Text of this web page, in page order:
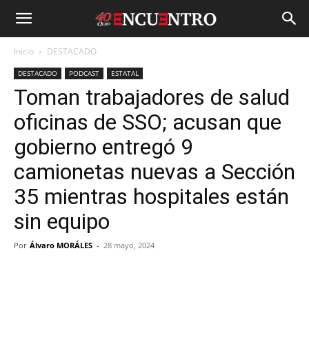
Inicio DESTACADO
DESTACADO PODCAST ESTATAL
Toman trabajadores de salud
oficinas de SSO; acusan que
gobierno entregó 9
camionetas nuevas a Sección
35 mientras hospitales están
sin equipo
Por Álvaro MORÁLES - 28 mayo, 2024